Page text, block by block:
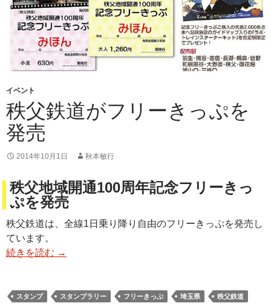
イベント
秩父鉄道がフリーきっぷを
発売
2014年10月1日 秋本敏行
秩父地域開通100周年記念フリーきっ
ぷを発売
秩父鉄道は、全線1日乗り降り自由のフリーきっぷを発売し
ています。
続きを読む →
スタンプ スタンプラリー フリーきっぷ 埼玉県 秩父鉄道